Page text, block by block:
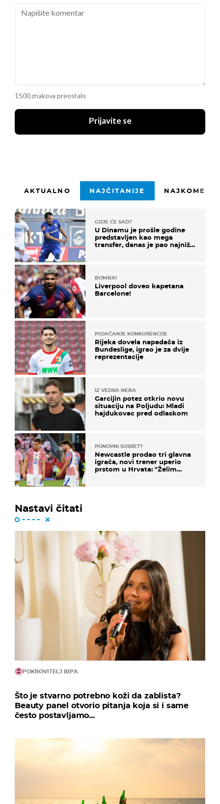
1500 znakova preostalo
Prijavite se
AKTUALNO NAJČITANIJE
GDJE ĆE SAD?
U Dinamu je prošle godine
predstavljen kao mega
transfer, danas je pao najniže
BOMBA!
Liverpool doveo kapetana
Barcelone!
POJAČANJE KONKURENCIJE
Rijeka dovela napadača iz
Bundeslige, igrao je za dvije
reprezentacije
IZ VEDRA NEBA
Garcijin potez otkrio novu
situaciju na Poljudu: Mladi
hajdukovac pred odlaskom
PONOVNI SUSRET?
Newcastle prodao tri glavna
igrača, novi trener uperio
prstom u Hrvata: "Želim
Nastavi čitati
POKROVITELJ BIPA
Što je stvarno potrebno koži da zablista?
Beauty panel otvorio pitanja koja si i same
često postavljamo...